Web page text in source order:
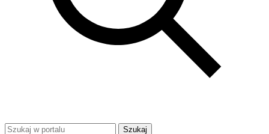
Szukaj